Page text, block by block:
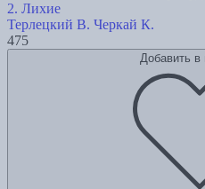
2. Лихие
Терлецкий В. Черкай К.
475
Добавить в